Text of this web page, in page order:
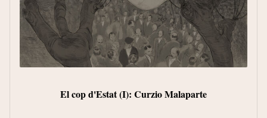
El cop d'Estat (I): Curzio Malaparte